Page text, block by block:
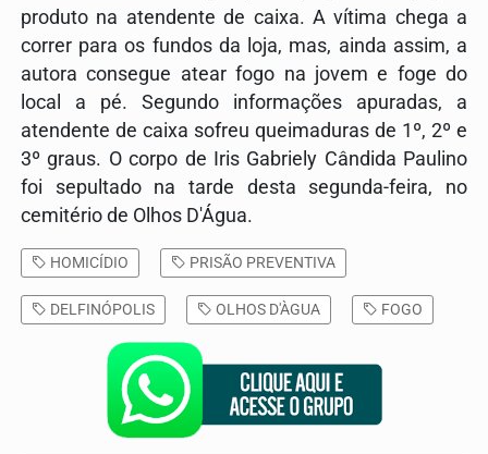
produto na atendente de caixa. A vítima chega a
correr para os fundos da loja, mas, ainda assim, a
autora consegue atear fogo na jovem e foge do
local a pé. Segundo informações apuradas, a
atendente de caixa sofreu queimaduras de 1º, 2º e
3º graus. O corpo de Iris Gabriely Cândida Paulino
foi sepultado na tarde desta segunda-feira, no
cemitério de Olhos D'Água.
HOMICÍDIO PRISÃO PREVENTIVA
DELFINÓPOLIS OLHOS D'ÀGUA FOGO